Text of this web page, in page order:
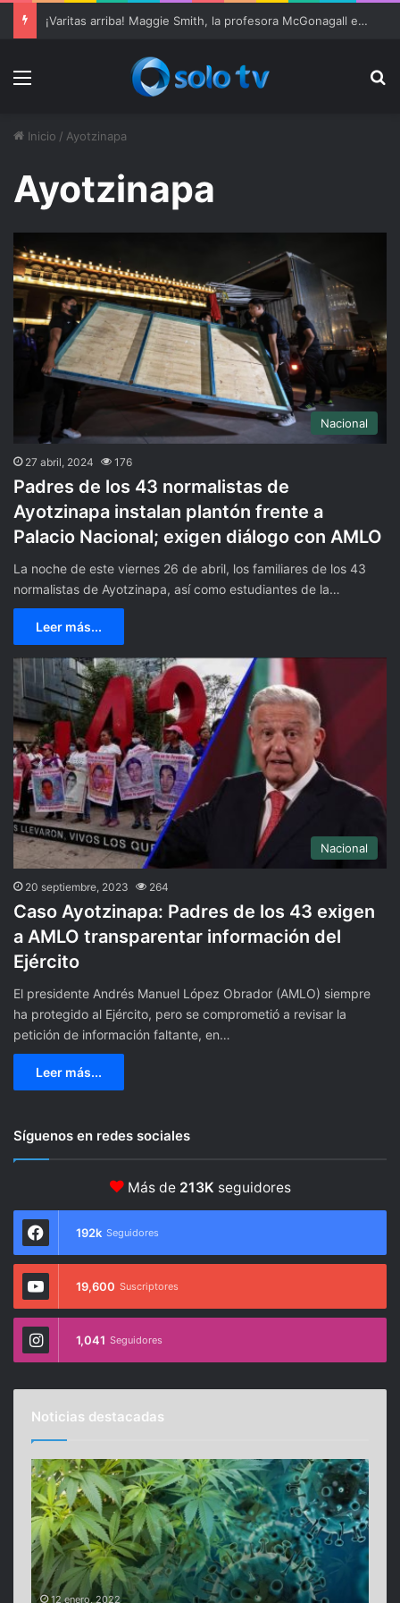
Inicio / Ayotzinapa
Ayotzinapa
Nacional
27 abril, 2024 176
Padres de los 43 normalistas de
Ayotzinapa instalan plantón frente a
Palacio Nacional; exigen diálogo con AMLO
La noche de este viernes 26 de abril, los familiares de los 43
normalistas de Ayotzinapa, así como estudiantes de la…
Leer más...
Nacional
20 septiembre, 2023 264
Caso Ayotzinapa: Padres de los 43 exigen
a AMLO transparentar información del
Ejército
El presidente Andrés Manuel López Obrador (AMLO) siempre
ha protegido al Ejército, pero se comprometió a revisar la
petición de información faltante, en…
Leer más...
Síguenos en redes sociales
Más de 213K seguidores
192k Seguidores
19,600 Suscriptores
1,041 Seguidores
Noticias destacadas
D
o
s
á
c
i
d
o
12 enero, 2022